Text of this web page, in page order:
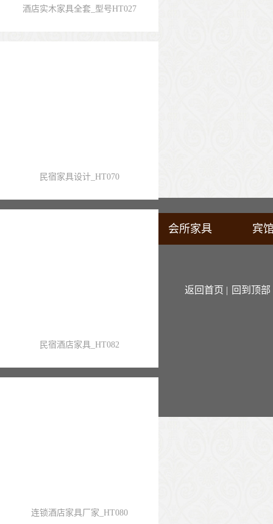
酒店实木家具全套_型号HT027
民宿家具设计_HT070
民宿酒店家具_HT082
连锁酒店家具厂家_HT080
会所家具 宾
返回首页 | 回到顶部